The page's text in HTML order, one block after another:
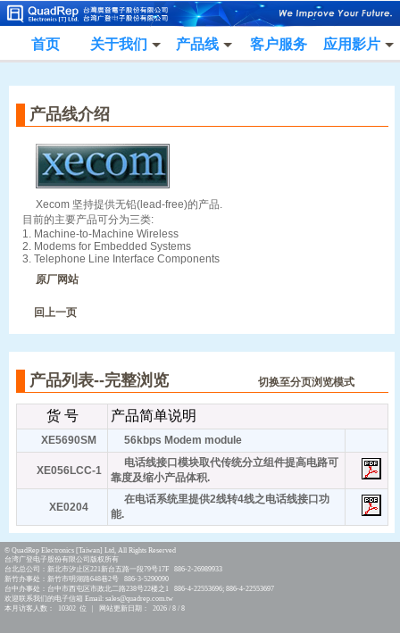
首页 关于我们 产品线 客户服务 应用影片
产品线介绍
Xecom 坚持提供无铅(lead-free)的产品.
目前的主要产品可分为三类:
1. Machine-to-Machine Wireless
2. Modems for Embedded Systems
3. Telephone Line Interface Components
原厂网站
回上一页
产品列表--完整浏览 切换至分页浏览模式
货 号 产品简单说明
XE5690SM 56kbps Modem module
XE056LCC-1
电话线接口模块取代传统分立组件提高电路可
靠度及缩小产品体积.
XE0204
在电话系统里提供2线转4线之电话线接口功
能.
© QuadRep Electronics [Taiwan] Ltd, All Rights Reserved
台湾广登电子股份有限公司版权所有
台北总公司：新北市汐止区221新台五路一段79号17F 886-2-26989933
新竹办事处：新竹市明湖路648巷2号 886-3-5290090
台中办事处：台中市西屯区市政北二路238号22楼之1 886-4-22553696; 886-4-22553697
欢迎联系我们的电子信箱 Email: sales@quadrep.com.tw
本月访客人数： 10302 位 | 网站更新日期： 2026 / 8 / 8